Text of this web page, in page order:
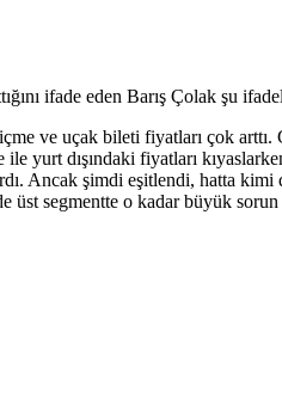
ifade eden Barış Çolak şu
ve uçak bileti fiyatları çok
yurt dışındaki fiyatları
Ancak şimdi eşitlendi, hatta
üst segmentte o kadar büyük